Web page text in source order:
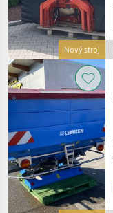
Nový stroj